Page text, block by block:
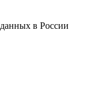
в России